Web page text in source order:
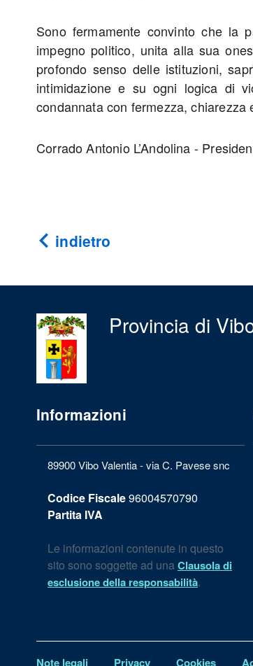
Sono fermamente convinto che la
impegno politico, unita alla sua
profondo senso delle istituzioni,
intimidazione e su ogni logica di
condannata con fermezza, chiarezza
Corrado Antonio L’Andolina -
indietro
Provincia di
Informazioni
89900 Vibo Valentia - via C. Pavese snc
Codice Fiscale96004570790
Partita IVA
Le informazioni contenute in questo
sito sono soggette ad unaClausola di
esclusione della responsabilità.
Note legali Privacy Cookies